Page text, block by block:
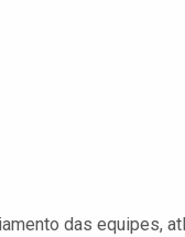
das equipes,